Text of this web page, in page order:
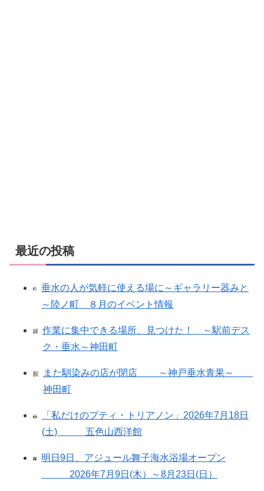
最近の投稿
垂水の人が気軽に使える場に～ギャラリー器みと
～陸ノ町 ８月のイベント情報
作業に集中できる場所、見つけた！ ～駅前デス
ク・垂水～神田町
また馴染みの店が閉店 ～神戸垂水青果～
神田町
「私だけのプティ・トリアノン」2026年7月18日
(土) 五色山西洋館
明日9日、アジュール舞子海水浴場オープン
2026年7月9日(木）～8月23日(日）